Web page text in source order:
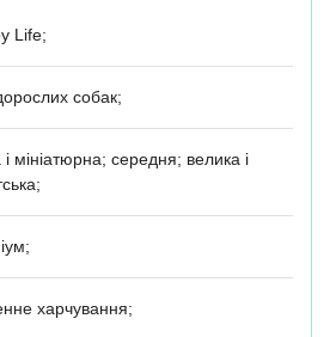
Life;
собак;
мініатюрна; середня; велика і
харчування;